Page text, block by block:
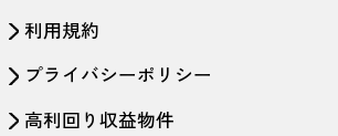
利用規約
プライバシーポリシー
高利回り収益物件